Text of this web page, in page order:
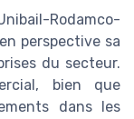
Rodamco-
perspective sa
du secteur.
bien que
dans les